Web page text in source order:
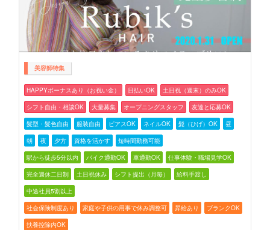
美容師特集
HAPPYボーナスあり（お祝い金） 日払いOK
土日祝（週末）のみOK
シフト自由・相談OK
大量募集 オープニングスタッフ
友達と応募OK
髪型・髪色自由
服装自由 ピアスOK ネイルOK 髭（ひげ）OK
昼
朝
夜 夕方 資格を活かす
短時間勤務可能
駅から徒歩5分以内
バイク通勤OK 車通勤OK
仕事体験・職場見学OK
完全週休二日制
土日祝休み シフト提出（月毎）
給料手渡し
中途社員5割以上
社会保険制度あり
家庭や子供の用事で休み調整可 昇給あり
ブランクOK
扶養控除内OK